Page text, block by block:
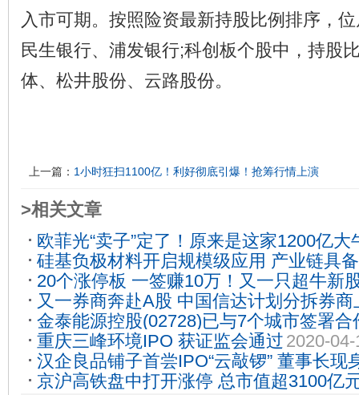
入市可期。按照险资最新持股比例排序，
民生银行、浦发银行;科创板个股中，持股
体、松井股份、云路股份。
上一篇： 1小时狂扫1100亿！利好彻底引爆！抢筹行情上演
>相关文章
欧菲光“卖子”定了！原来是这家1200亿
了？2021-02-08
硅基负极材料开启规模级应用 产业链具
2025-11-17
20个涨停板 一签赚10万！又一只超牛新
又一券商奔赴A股 中国信达计划分拆券
频 组织架构大调整2020-08-06
金泰能源控股(02728)已与7个城市签署
家企业进驻产业园 2020-07-28
重庆三峰环境IPO 获证监会通过 2020-04-
汉企良品铺子首尝IPO“云敲锣” 董事长现
工”难题2020-02-25
京沪高铁盘中打开涨停 总市值超3100亿